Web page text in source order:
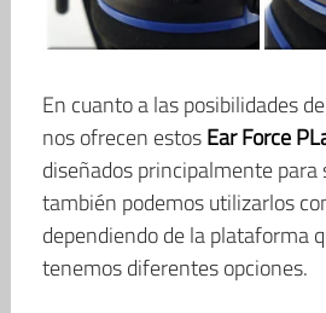
En cuanto a las posibilidades
nos ofrecen estosEar Force
diseñados principalmente para
también podemos utilizarlos
dependiendo de la plataforma
tenemos diferentes opciones.